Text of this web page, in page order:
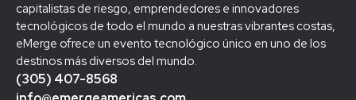
capitalistas de riesgo, emprendedores e innovadores
tecnológicos de todo el mundo a nuestras vibrantes costas,
eMerge ofrece un evento tecnológico único en uno de los
destinos más diversos del mundo.
(305) 407-8568